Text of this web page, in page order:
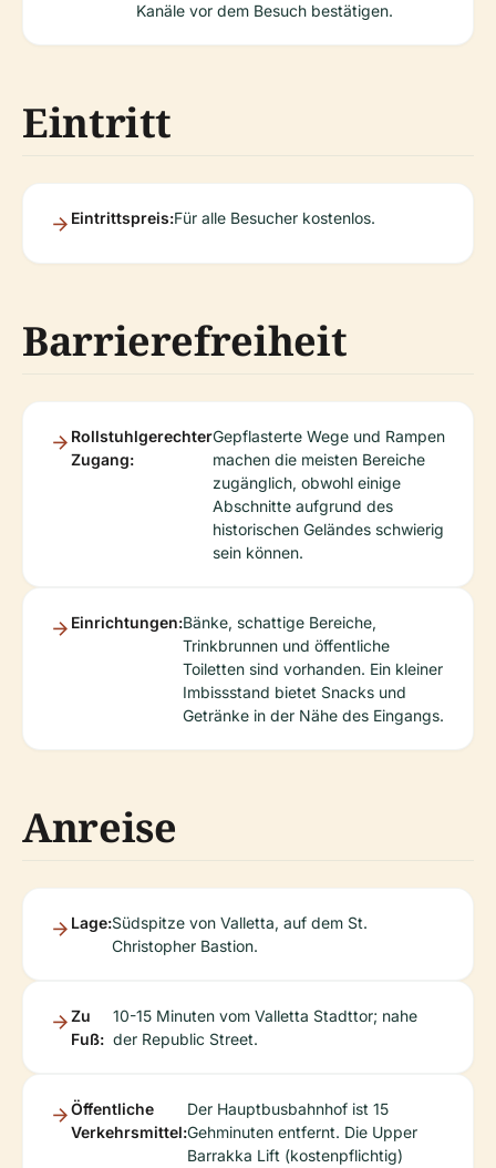
Kanäle vor dem Besuch bestätigen.
Eintritt
Eintrittspreis:Für alle Besucher kostenlos.
Barrierefreiheit
Rollstuhlgerechter
Zugang:
Gepflasterte Wege und Rampen
machen die meisten Bereiche
zugänglich, obwohl einige
Abschnitte aufgrund des
historischen Geländes schwierig
sein können.
Einrichtungen:Bänke, schattige Bereiche,
Trinkbrunnen und öffentliche
Toiletten sind vorhanden. Ein kleiner
Imbissstand bietet Snacks und
Getränke in der Nähe des Eingangs.
Anreise
Lage:Südspitze von Valletta, auf dem St.
Christopher Bastion.
Zu
Fuß:
10-15 Minuten vom Valletta Stadttor; nahe
der Republic Street.
Öffentliche
Verkehrsmittel:
Der Hauptbusbahnhof ist 15
Gehminuten entfernt. Die Upper
Barrakka Lift (kostenpflichtig)